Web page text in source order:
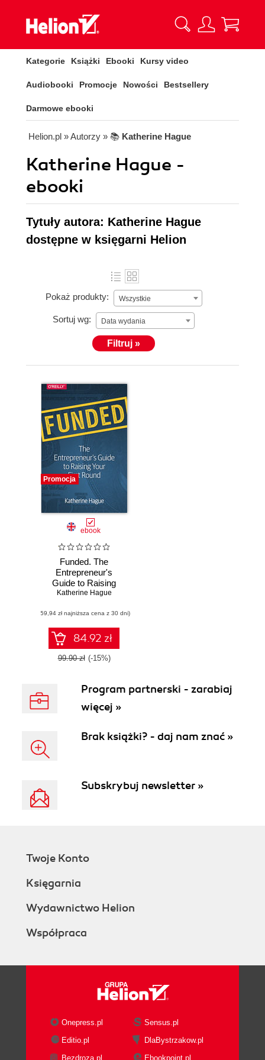
Kategorie Książki Ebooki Kursy video
Audiobooki Promocje Nowości Bestsellery
Darmowe ebooki
Helion.pl » Autorzy » 📚 Katherine Hague
Katherine Hague -
ebooki
Tytuły autora: Katherine Hague
dostępne w księgarni Helion
Pokaż produkty: Wszystkie
Sortuj wg: Data wydania
Filtruj »
Promocja
ebook
Funded. The
Entrepreneur's
Guide to Raising
Your First Round
Katherine Hague
(59,94 zł najniższa cena z 30 dni)
84.92 zł
99.90 zł (-15%)
Program partnerski - zarabiaj
więcej »
Brak książki? - daj nam znać »
Subskrybuj newsletter »
Twoje Konto
Księgarnia
Wydawnictwo Helion
Współpraca
Onepress.pl
Sensus.pl
Editio.pl
DlaBystrzakow.pl
Bezdroza.pl
Ebookpoint.pl